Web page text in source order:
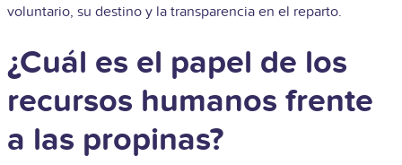
voluntario, su destino y la transparencia en el reparto.
¿Cuál es el papel de los
recursos humanos frente
a las propinas?